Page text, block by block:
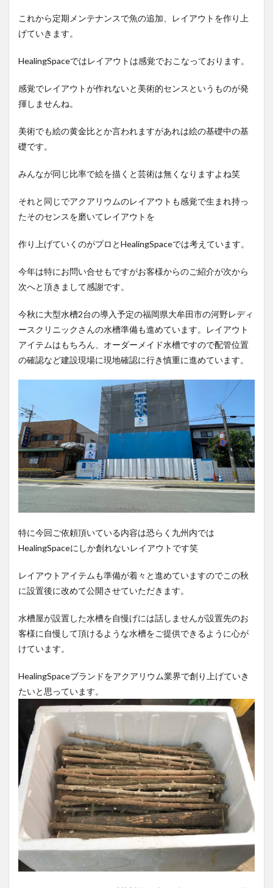
これから定期メンテナンスで魚の追加、レイアウトを作り上
げていきます。
HealingSpaceではレイアウトは感覚でおこなっております。
感覚でレイアウトが作れないと美術的センスというものが発
揮しませんね。
美術でも絵の黄金比とか言われますがあれは絵の基礎中の基
礎です。
みんなが同じ比率で絵を描くと芸術は無くなりますよね笑
それと同じでアクアリウムのレイアウトも感覚で生まれ持っ
たそのセンスを磨いてレイアウトを
作り上げていくのがプロとHealingSpaceでは考えています。
今年は特にお問い合せもですがお客様からのご紹介が次から
次へと頂きまして感謝です。
今秋に大型水槽2台の導入予定の福岡県大牟田市の河野レディ
ースクリニックさんの水槽準備も進めています。レイアウト
アイテムはもちろん、オーダーメイド水槽ですので配管位置
の確認など建設現場に現地確認に行き慎重に進めています。
特に今回ご依頼頂いている内容は恐らく九州内では
HealingSpaceにしか創れないレイアウトです笑
レイアウトアイテムも準備が着々と進めていますのでこの秋
に設置後に改めて公開させていただきます。
水槽屋が設置した水槽を自慢げには話しませんが設置先のお
客様に自慢して頂けるような水槽をご提供できるように心が
けています。
HealingSpaceブランドをアクアリウム業界で創り上げていき
たいと思っています。